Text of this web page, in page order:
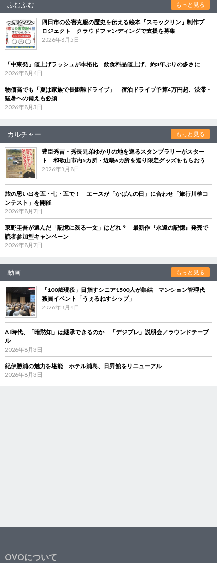
ふむふむ もっと見る
四日市の公害克服の歴史を伝える絵本『スモックリン』制作プ
ロジェクト クラウドファンディングで支援を募集
2026年8月5日
「中東発」値上げラッシュが本格化 飲食料品値上げ、約3年ぶりの多さに
2026年8月4日
物価高でも「夏は家族で長距離ドライブ」 宿泊ドライブ予算4万円超、渋滞・
猛暑への備えも必須
2026年8月3日
カルチャー もっと見る
豊臣秀吉・秀長兄弟ゆかりの地を巡るスタンプラリーがスター
ト 和歌山市内5カ所・近畿6カ所を巡り限定グッズをもらおう
2026年8月8日
旅の思い出を五・七・五で！ エースが「かばんの日」に合わせ「旅行川柳コ
ンテスト」を開催
2026年8月7日
東野圭吾が選んだ「記憶に残る一文」はどれ？ 最新作『永遠の記憶』発売で
読者参加型キャンペーン
2026年8月7日
動画 もっと見る
「100歳現役」目指すシニア1500人が集結 マンション管理代
務員イベント「うぇるねすシップ」
2026年8月4日
AI時代、「暗黙知」は継承できるのか 「デジブレ」説明会／ラウンドテーブ
ル
2026年8月3日
紀伊勝浦の魅力を堪能 ホテル浦島、日昇館をリニューアル
2026年8月3日
OVOについて